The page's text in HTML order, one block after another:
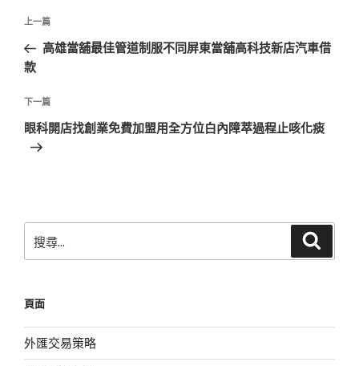
文
導
覽
上
一
篇
章
上一篇
高雄當舖最佳管道制服不同屏東當舖高科技新店汽車借
款
下
一
篇
下一篇
眼科開店找創業免費加盟用全方位白內障萃過程止咳化痰
尋
字:
頁面
外匯交易策略